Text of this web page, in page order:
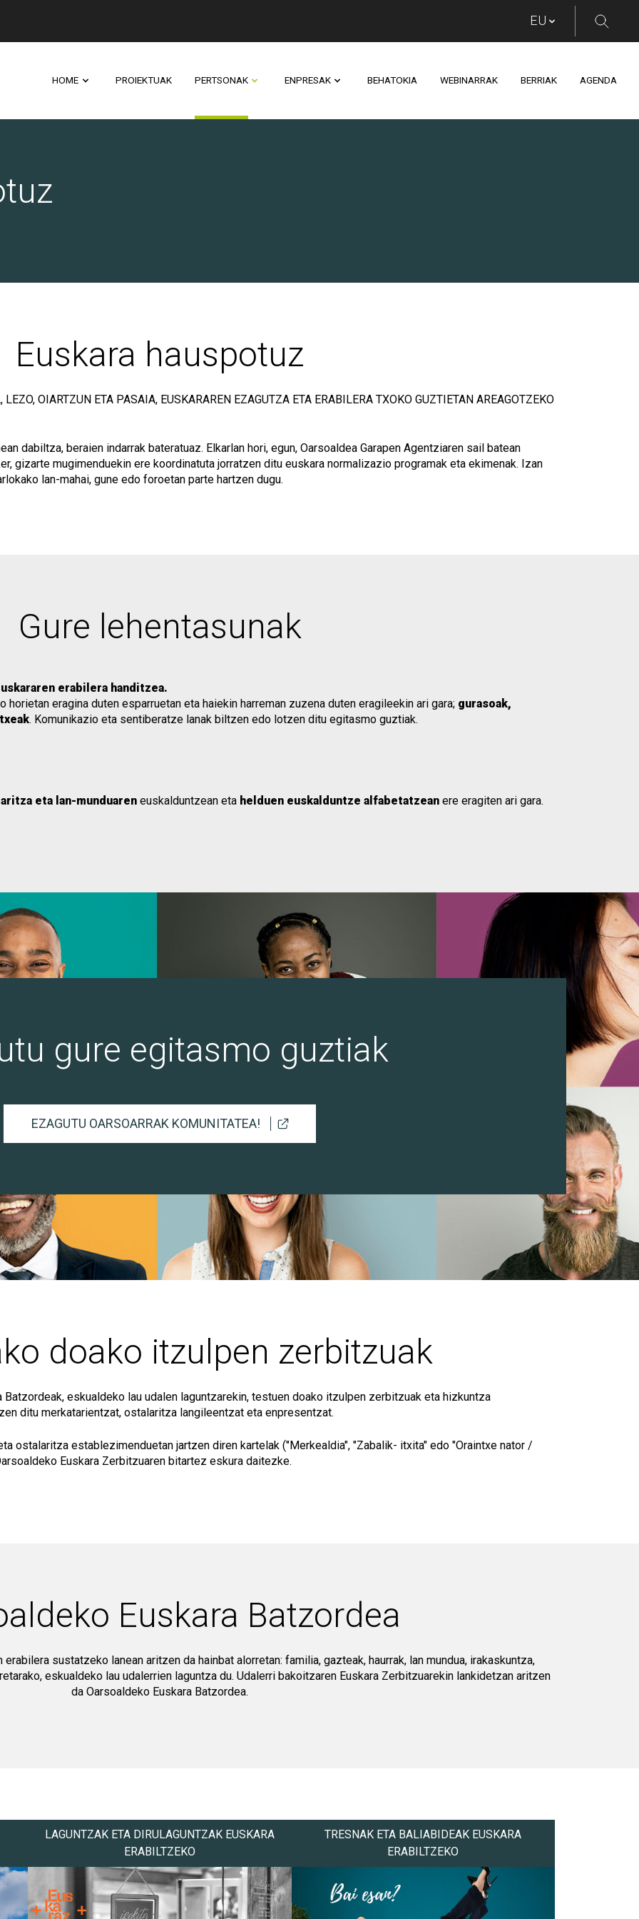
HOME PROIEKTUAK PERTSONAK ENPRESAK BEHATOKIA WEBINARRAK BERRIAK AGENDA
Euskara hauspotuz
OIARTZUN ETA PASAIA, EUSKARAREN EZAGUTZA ETA ERABILERA TXOKO GUZTIETAN AREAGOTZEKO
dabiltza, beraien indarrak bateratuaz. Elkarlan hori, egun, Oarsoaldea Garapen Agentziaren sail batean
gizarte mugimenduekin ere koordinatuta jorratzen ditu euskara normalizazio programak eta ekimenak. Izan
lan-mahai, gune edo foroetan parte hartzen dugu.
Gure lehentasunak
erabilera handitzea.
horietan eragina duten esparruetan eta haiekin harreman zuzena duten eragileekin ari gara;gurasoak,
. Komunikazio eta sentiberatze lanak biltzen edo lotzen ditu egitasmo guztiak.
eta lan-munduareneuskalduntzean eta helduen euskalduntze alfabetatzeanere eragiten ari gara.
gure egitasmo guztiak
EZAGUTU OARSOARRAK KOMUNITATEA!
doako itzulpen zerbitzuak
Batzordeak, eskualdeko lau udalen laguntzarekin, testuen doako itzulpen zerbitzuak eta hizkuntza
ditu merkatarientzat, ostalaritza langileentzat eta enpresentzat.
ostalaritza establezimenduetan jartzen diren kartelak ("Merkealdia", "Zabalik- itxita" edo "Oraintxe nator /
Euskara Zerbitzuaren bitartez eskura daitezke.
Euskara Batzordea
sustatzeko lanean aritzen da hainbat alorretan: familia, gazteak, haurrak, lan mundua, irakaskuntza,
eskualdeko lau udalerrien laguntza du. Udalerri bakoitzaren Euskara Zerbitzuarekin lankidetzan aritzen
da Oarsoaldeko Euskara Batzordea.
LAGUNTZAK ETA DIRULAGUNTZAK EUSKARA
ERABILTZEKO
TRESNAK ETA BALIABIDEAK EUSKARA
ERABILTZEKO